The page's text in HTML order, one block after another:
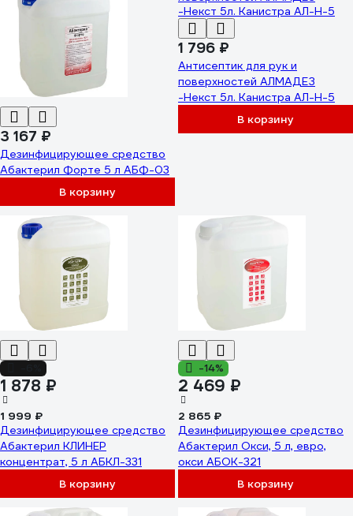
3 167 ₽
Дезинфицирующее средство
Абактерил Форте 5 л АБФ-03
В корзину
1 796 ₽
Антисептик для рук и
поверхностей АЛМАДЕЗ
-Некст 5л. Канистра АЛ-Н-5
В корзину
1 878 ₽
1 999 ₽
Дезинфицирующее средство
Абактерил КЛИНЕР
концентрат, 5 л АБКЛ-331
В корзину
-14%
2 469 ₽
2 865 ₽
Дезинфицирующее средство
Абактерил Окси, 5 л, евро,
окси АБОК-321
В корзину